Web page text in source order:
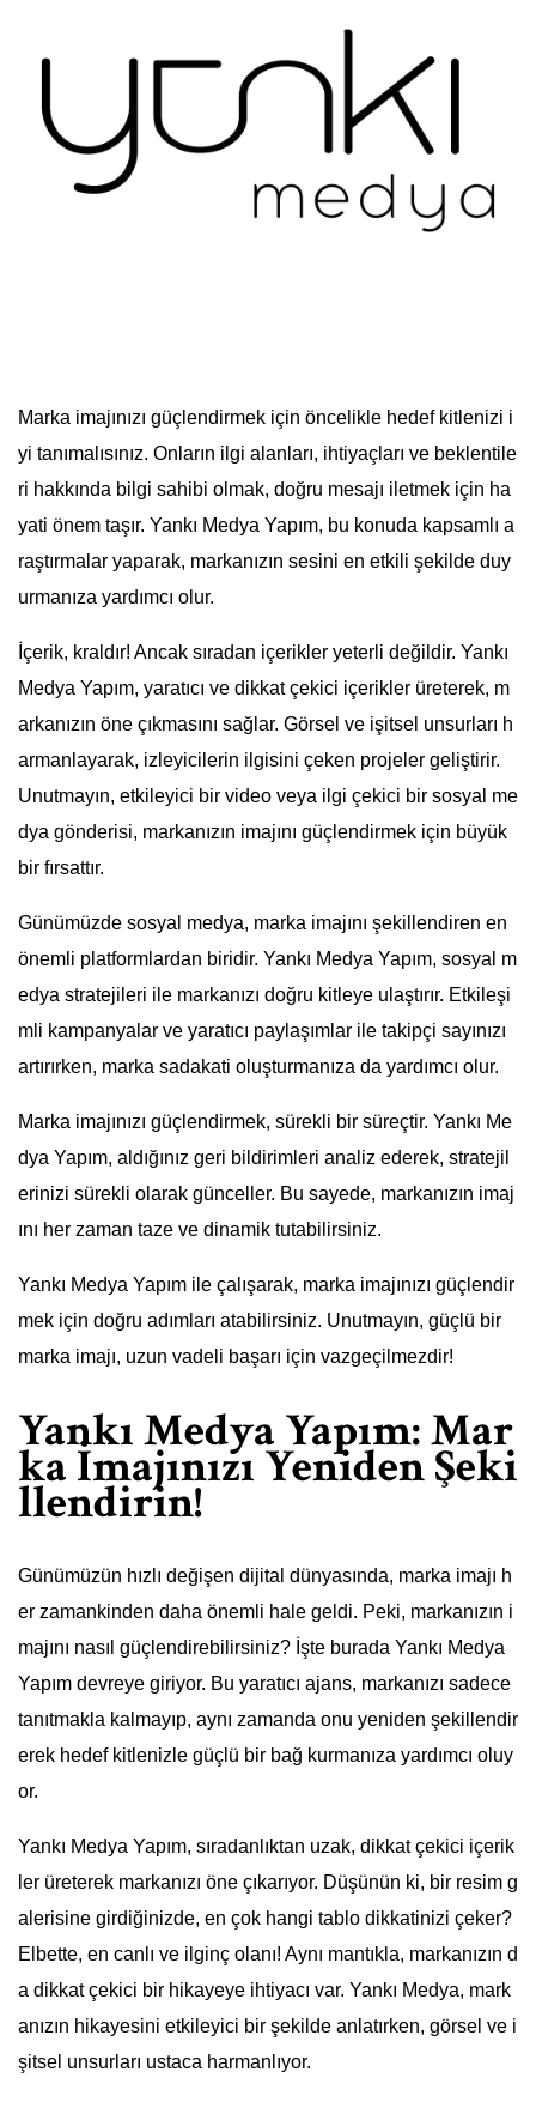
Marka imajınızı güçlendirmek için öncelikle hedef kitlenizi i
yi tanımalısınız. Onların ilgi alanları, ihtiyaçları ve beklentile
ri hakkında bilgi sahibi olmak, doğru mesajı iletmek için ha
yati önem taşır. Yankı Medya Yapım, bu konuda kapsamlı a
raştırmalar yaparak, markanızın sesini en etkili şekilde duy
urmanıza yardımcı olur.
İçerik, kraldır! Ancak sıradan içerikler yeterli değildir. Yankı
Medya Yapım, yaratıcı ve dikkat çekici içerikler üreterek, m
arkanızın öne çıkmasını sağlar. Görsel ve işitsel unsurları h
armanlayarak, izleyicilerin ilgisini çeken projeler geliştirir.
Unutmayın, etkileyici bir video veya ilgi çekici bir sosyal me
dya gönderisi, markanızın imajını güçlendirmek için büyük
bir fırsattır.
Günümüzde sosyal medya, marka imajını şekillendiren en
önemli platformlardan biridir. Yankı Medya Yapım, sosyal m
edya stratejileri ile markanızı doğru kitleye ulaştırır. Etkileşi
mli kampanyalar ve yaratıcı paylaşımlar ile takipçi sayınızı
artırırken, marka sadakati oluşturmanıza da yardımcı olur.
Marka imajınızı güçlendirmek, sürekli bir süreçtir. Yankı Me
dya Yapım, aldığınız geri bildirimleri analiz ederek, stratejil
erinizi sürekli olarak günceller. Bu sayede, markanızın imaj
ını her zaman taze ve dinamik tutabilirsiniz.
Yankı Medya Yapım ile çalışarak, marka imajınızı güçlendir
mek için doğru adımları atabilirsiniz. Unutmayın, güçlü bir
marka imajı, uzun vadeli başarı için vazgeçilmezdir!
Yankı Medya Yapım: Mar
ka İmajınızı Yeniden Şeki
llendirin!
Günümüzün hızlı değişen dijital dünyasında, marka imajı h
er zamankinden daha önemli hale geldi. Peki, markanızın i
majını nasıl güçlendirebilirsiniz? İşte burada Yankı Medya
Yapım devreye giriyor. Bu yaratıcı ajans, markanızı sadece
tanıtmakla kalmayıp, aynı zamanda onu yeniden şekillendir
erek hedef kitlenizle güçlü bir bağ kurmanıza yardımcı oluy
or.
Yankı Medya Yapım, sıradanlıktan uzak, dikkat çekici içerik
ler üreterek markanızı öne çıkarıyor. Düşünün ki, bir resim g
alerisine girdiğinizde, en çok hangi tablo dikkatinizi çeker?
Elbette, en canlı ve ilginç olanı! Aynı mantıkla, markanızın d
a dikkat çekici bir hikayeye ihtiyacı var. Yankı Medya, mark
anızın hikayesini etkileyici bir şekilde anlatırken, görsel ve i
şitsel unsurları ustaca harmanlıyor.